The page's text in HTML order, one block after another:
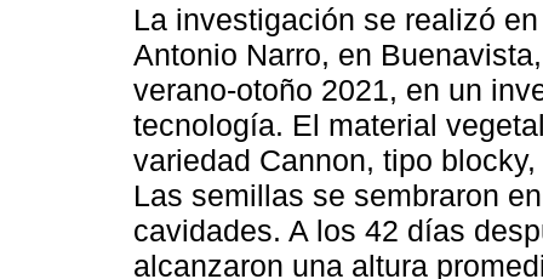
La investigación se realizó
Antonio Narro, en
verano-otoño 2021, en un
tecnología. El material
variedad Cannon, tipo
Las semillas se sembraron
cavidades. A los 42 días
alcanzaron una altura